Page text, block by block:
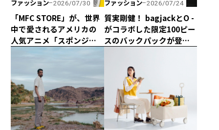
ファッション 2026/07/30
「MFC STORE」が、世界
中で愛されるアメリカの
人気アニメ「スポンジ・
ボブ」とコラボアイテム
ファッション 2026/07/24
質実剛健！ bagjackとO -
がコラボした限定100ピー
スのバックパックが登